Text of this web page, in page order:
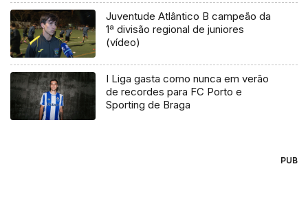
Juventude Atlântico B campeão da
1ª divisão regional de juniores
(vídeo)
I Liga gasta como nunca em verão
de recordes para FC Porto e
Sporting de Braga
PUB